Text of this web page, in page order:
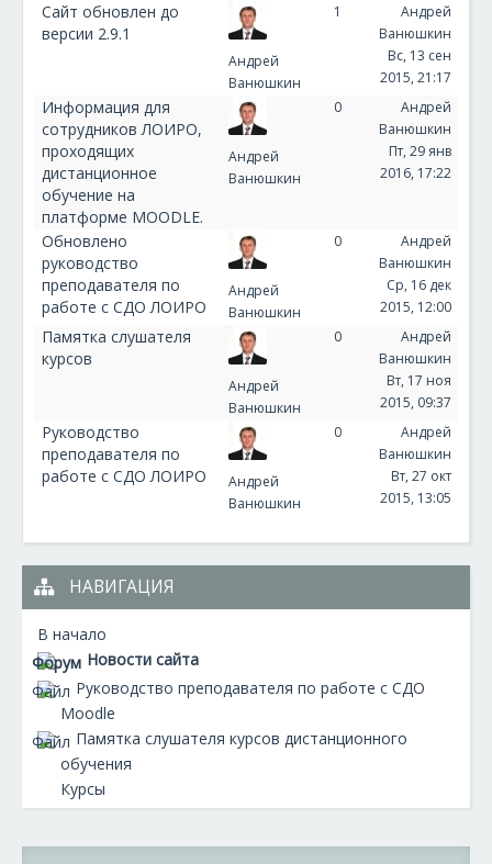
Сайт обновлен до
версии 2.9.1
Андрей
Ванюшкин
1
Андрей
Ванюшкин
Вс, 13 сен
2015, 21:17
Информация для
сотрудников ЛОИРО,
проходящих
дистанционное
обучение на
платформе MOODLE.
Андрей
Ванюшкин
0
Андрей
Ванюшкин
Пт, 29 янв
2016, 17:22
Обновлено
руководство
преподавателя по
работе с СДО ЛОИРО
Андрей
Ванюшкин
0
Андрей
Ванюшкин
Ср, 16 дек
2015, 12:00
Памятка слушателя
курсов
Андрей
Ванюшкин
0
Андрей
Ванюшкин
Вт, 17 ноя
2015, 09:37
Руководство
преподавателя по
работе с СДО ЛОИРО
Андрей
Ванюшкин
0
Андрей
Ванюшкин
Вт, 27 окт
2015, 13:05
НАВИГАЦИЯ
В начало
Новости сайта
Руководство преподавателя по работе с СДО
Moodle
Памятка слушателя курсов дистанционного
обучения
Курсы